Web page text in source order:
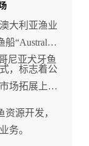
大利亚渔业
船“Austral
尼亚犬牙鱼
，标志着公
场拓展上的
资源开发，
务。